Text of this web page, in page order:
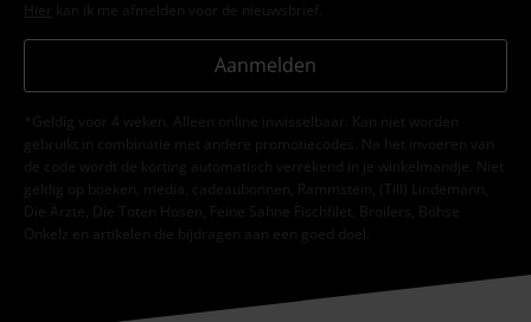
Hier kan ik me afmelden voor de nieuwsbrief.
Aanmelden
*Geldig voor 4 weken. Alleen online inwisselbaar. Kan niet worden
gebruikt in combinatie met andere promotiecodes. Na het invoeren van
de code wordt de korting automatisch verrekend in je winkelmandje. Niet
geldig op boeken, media, cadeaubonnen, Rammstein, (Till) Lindemann,
Die Ärzte, Die Toten Hosen, Feine Sahne Fischfilet, Broilers, Böhse
Onkelz en artikelen die bijdragen aan een goed doel.